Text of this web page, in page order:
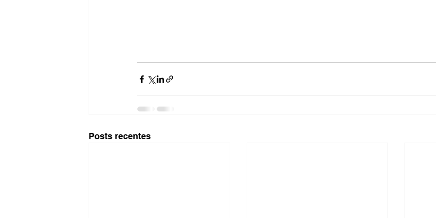
Posts recentes